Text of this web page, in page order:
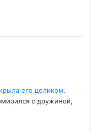
его целиком.
с дружиной,